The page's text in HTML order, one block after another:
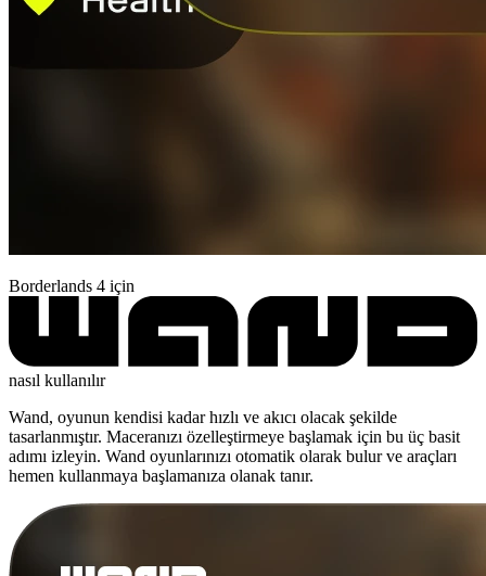
Borderlands 4 için
nasıl kullanılır
Wand, oyunun kendisi kadar hızlı ve akıcı olacak şekilde
tasarlanmıştır. Maceranızı özelleştirmeye başlamak için bu üç basit
adımı izleyin. Wand oyunlarınızı otomatik olarak bulur ve araçları
hemen kullanmaya başlamanıza olanak tanır.